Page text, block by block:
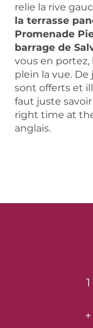
relie la rive
la terrasse
Promenade
barrage de
vous en portez,
plein la vue. De
sont offerts et
faut juste
right time at
anglais.